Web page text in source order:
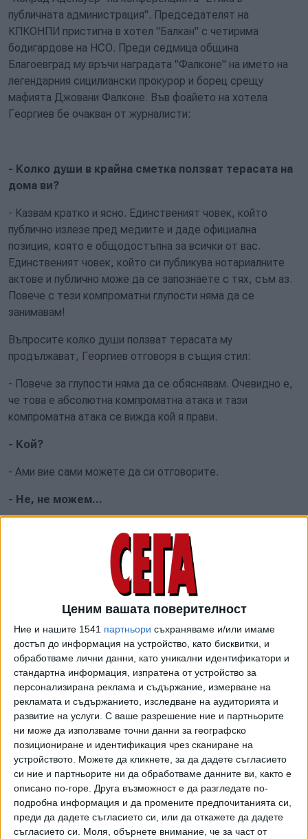
Ценим вашата поверителност
Ние и нашите 1541 партньори съхраняваме и/или имаме
достъп до информация на устройство, като бисквитки, и
обработваме лични данни, като уникални идентификатори и
стандартна информация, изпратена от устройство за
персонализирана реклама и съдържание, измерване на
рекламата и съдържанието, изследване на аудиторията и
развитие на услуги. С ваше разрешение ние и партньорите
ни може да използваме точни данни за географско
позициониране и идентификация чрез сканиране на
устройството. Можете да кликнете, за да дадете съгласието
си ние и партньорите ни да обработваме данните ви, както е
описано по-горе. Друга възможност е да разгледате по-
подробна информация и да промените предпочитанията си,
преди да дадете съгласието си, или да откажете да дадете
съгласието си.
Моля, обърнете внимание, че за част от
публичната администрация". Председателят на
КПКОНПИ пристигна в хотел "Балкан" с четирима
бодигардове на НСО. Преди седмица община
Благоевград му връчи наградата "Фалконе" на името на
легендарния сицилиански прокурор и борец срещу
мафията Джовани Фалконе. Във фоайето на хотела
Георгиев бе очакван от журналисти:
- Колко души в крайна сметка ползват терасата на
дома ви?
- Казвам кратко и ясно. Единственият човек, който
публично излезе пред медиите и даде официална
позиция, която е общодостъпна за всички от вас.
Единственият човек, който си публикува нотариалните
актове и публично може да се запознаете с тях, съм аз.
Повече с тези компроматни глупости няма да се
занимавам!
Въпросите колко души ползват терасата му
продължават, Георгиев отговоря в същия стил:
- Повече за глупости няма да се обяснявам. Очевидно е,
че това е абсолютна компроматна атака и тази
компроматна атака се вижда кой я прави.
- Кой?
- Ами вие сами можете да си отговорите.
- Не, не можем...
олигарси, на които ние запорирахме и внесохме искове
за отнемане на имущество. Хора, които притежават
медии. Хора, които също така имат 198 млн. причини да
водят срещу нас компроматна война. Хора, които на
двадесет и няколко години са...
- Но във вашите документи има разминаване?
- Няма никакво разминаване в документите ми.
Напротив, всичко е обяснено и ясно. Съжалявам и за вас
медиите, които се опитвате по някакъв начин да се
поставяте в услуга на тези хора, но нещата са ясни. Има
хора, които на 20 и няколко години в едни смутни
времена са придобили първия си милион, за съжаление,
незаконно.
- Искаме да ни обясните за терасата!
- Има други хора, които също така освен тях незаконно
са придобили милиарди. Всички тези хора се борят